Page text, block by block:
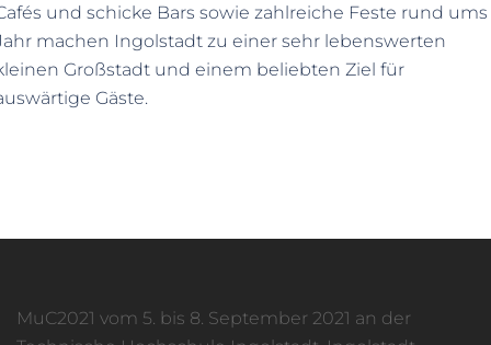
und schicke Bars sowie zahlreiche Feste rund ums
machen Ingolstadt zu einer sehr lebenswerten
Großstadt und einem beliebten Ziel für
Gäste.
MuC2021 vom 5. bis 8. September 2021 an der